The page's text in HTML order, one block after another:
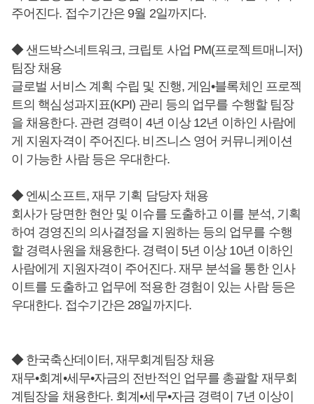
주어진다. 접수기간은 9월 2일까지다.
◆ 샌드박스네트워크, 크립토 사업 PM(프로젝트매니저)
팀장 채용
글로벌 서비스 계획 수립 및 진행, 게임•블록체인 프로젝
트의 핵심성과지표(KPI) 관리 등의 업무를 수행할 팀장
을 채용한다. 관련 경력이 4년 이상 12년 이하인 사람에
게 지원자격이 주어진다. 비즈니스 영어 커뮤니케이션
이 가능한 사람 등은 우대한다.
◆ 엔씨소프트, 재무 기획 담당자 채용
회사가 당면한 현안 및 이슈를 도출하고 이를 분석, 기획
하여 경영진의 의사결정을 지원하는 등의 업무를 수행
할 경력사원을 채용한다. 경력이 5년 이상 10년 이하인
사람에게 지원자격이 주어진다. 재무 분석을 통한 인사
이트를 도출하고 업무에 적용한 경험이 있는 사람 등은
우대한다. 접수기간은 28일까지다.
◆ 한국축산데이터, 재무회계팀장 채용
재무•회계•세무•자금의 전반적인 업무를 총괄할 재무회
계팀장을 채용한다. 회계•세무•자금 경력이 7년 이상이